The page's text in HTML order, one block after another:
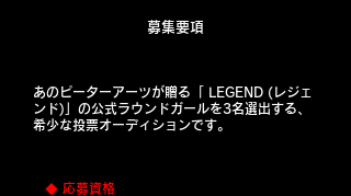
​募集要項
あのピーターアーツが贈る「 LEGEND (レジェ
ンド)」の公式ラウンドガールを3名選出する、
希少な投票オーディションです。
◆ ​応募資格